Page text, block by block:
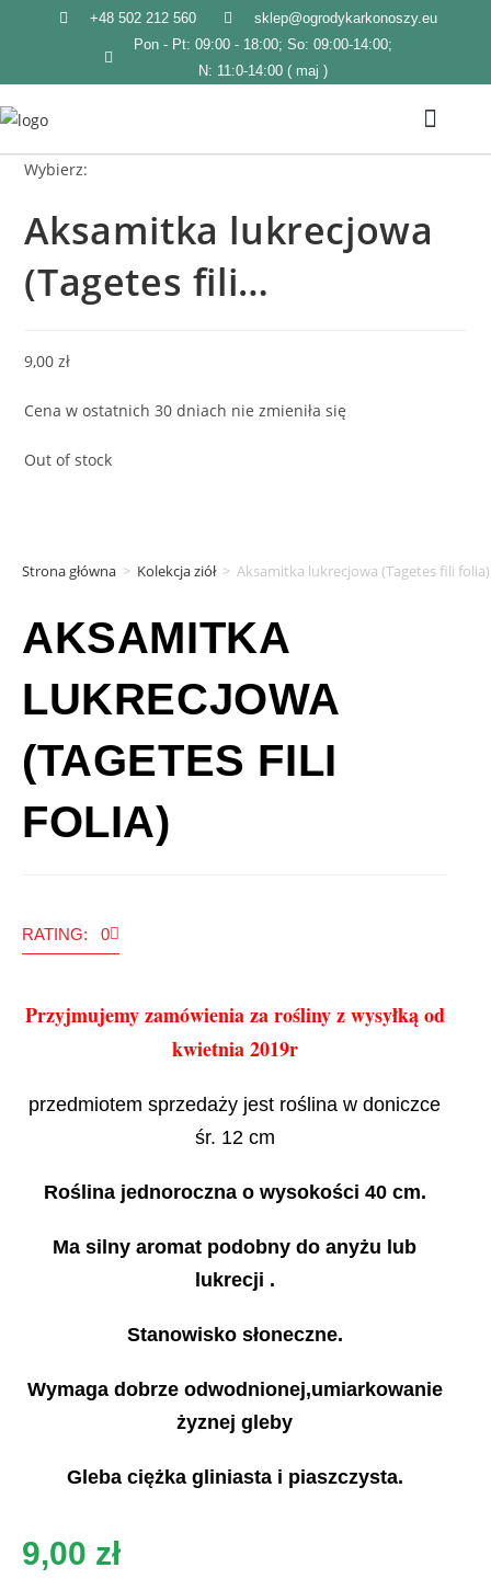
+48 502 212 560
sklep@ogrodykarkonoszy.eu
Pon - Pt: 09:00 - 18:00; So: 09:00-14:00;
N: 11:0-14:00 ( maj )
Wybierz:
Aksamitka lukrecjowa
(Tagetes fili…
9,00zł
Cena w ostatnich 30 dniach nie zmieniła się
Out of stock
Strona główna > Kolekcja ziół > Aksamitka lukrecjowa (Tagetes fili folia)
AKSAMITKA
LUKRECJOWA
(TAGETES FILI
FOLIA)
RATING: 0
Przyjmujemy zamówienia za rośliny z wysyłką od
kwietnia 2019r
przedmiotem sprzedaży jest roślina w doniczce
śr. 12 cm
Roślina jednoroczna o wysokości 40 cm.
Ma silny aromat podobny do anyżu lub
lukrecji .
Stanowisko słoneczne.
Wymaga dobrze odwodnionej,umiarkowanie
żyznej gleby
Gleba ciężka gliniasta i piaszczysta.
9,00 zł